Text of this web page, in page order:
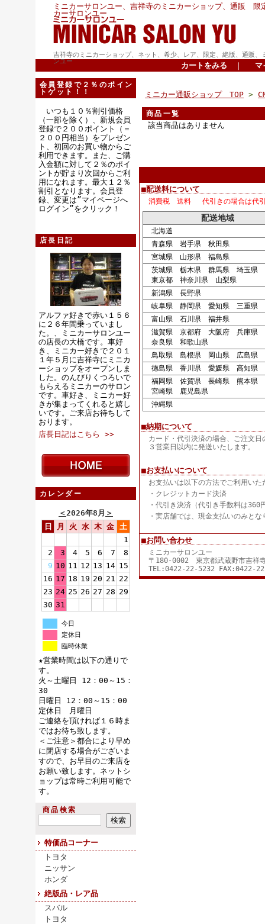
ミニカーサロンユー、吉祥寺のミニカーショップ、通販 限
カーサロンユー
吉祥寺のミニカーショップ、ネット、希少、レア、限定、絶版、通販、
ンユー
カートをみる ｜ マ
会員登録で２％のポイン
トゲット！！
いつも１０％割引価格
（一部を除く）、新規会員
登録で２００ポイント（＝
２００円相当）をプレゼン
ト、初回のお買い物からご
利用できます。また、ご購
入金額に対して２％のポイ
ントが貯まり次回からご利
用になれます。最大１２％
割引となります。会員登
録、変更は”マイページへ
ログイン”をクリック！
店長日記
アルファ好きで赤い１５６
に２６年間乗っていまし
た。、ミニカーサロンユー
の店長の大橋です。車好
き、ミニカー好きで２０１
１年５月に吉祥寺にミニカ
ーショップをオープンしま
した。のんびりくつろいで
もらえるミニカーのサロン
です。車好き、ミニカー好
きが集まってくれると嬉し
いです。ご来店お待ちして
おります。
店長日記はこちら >>
カレンダー
＜2026年8月 ＞
日
月 火 水 木 金 土
1
2
3 4 5 6 7
8
9 10 11 12 13 14 15
16 17 18 19 20 21 22
23 24 25 26 27 28 29
30 31
今日
定休日
臨時休業
★営業時間は以下の通りで
す。
火～土曜日 12：00～15：
30
日曜日 12：00～15：00
定休日 月曜日
ご連絡を頂ければ１６時ま
ではお待ち致します。
＜ご注意＞都合により早め
に閉店する場合がございま
すので、お早目のご来店を
お願い致します。ネットシ
ョップは常時ご利用可能で
す。
商品検索
特価品コーナー
トヨタ
ニッサン
ホンダ
絶版品・レア品
スバル
トヨタ
ミニカー通販ショップ TOP >
商品一覧
該当商品はありません
■配送料について
消費税 送料 代引きの場合は代引
配送地域
北海道
青森県 岩手県 秋田県
宮城県 山形県 福島県
茨城県 栃木県 群馬県 埼玉県
東京都 神奈川県 山梨県
新潟県 長野県
岐阜県 静岡県 愛知県 三重県
富山県 石川県 福井県
滋賀県 京都府 大阪府 兵庫県
奈良県 和歌山県
鳥取県 島根県 岡山県 広島県
徳島県 香川県 愛媛県 高知県
福岡県 佐賀県 長崎県 熊本県
宮崎県 鹿児島県
沖縄県
■納期について
カード・代引決済の場合、ご注文日
３営業日以内に発送いたします。
■お支払いについて
お支払いは以下の方法でご利用いた
・クレジットカード決済
・代引き決済（代引き手数料は360
・実店舗では、現金支払いのみとな
■お問い合わせ
ミニカーサロンユー
〒180-0002 東京都武蔵野市吉祥
TEL:0422-22-5232 FAX:0422-